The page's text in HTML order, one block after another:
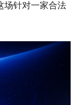
场针对一家合法